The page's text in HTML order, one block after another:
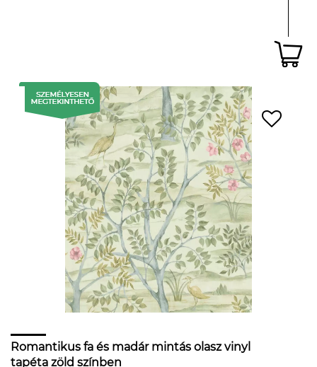
Romantikus fa és madár mintás olasz vinyl
tapéta zöld színben